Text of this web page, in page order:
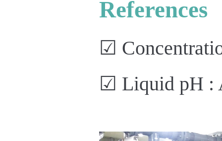
References
☑
☑ Liquid pH